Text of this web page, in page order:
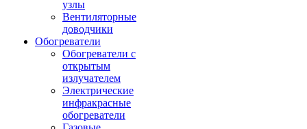
узлы
Вентиляторные
доводчики
Обогреватели
Обогреватели с
открытым
излучателем
Электрические
инфракрасные
обогреватели